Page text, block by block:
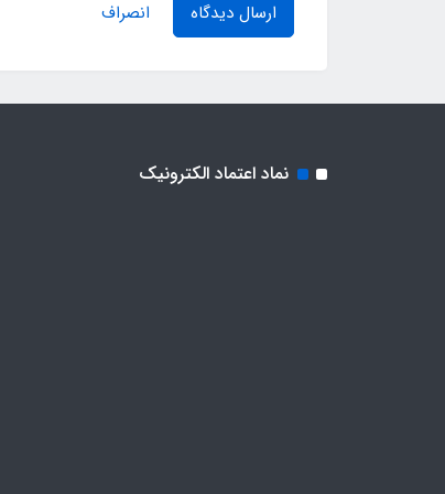
ارسال دیدگاه انصراف
نماد اعتماد الکترونیک